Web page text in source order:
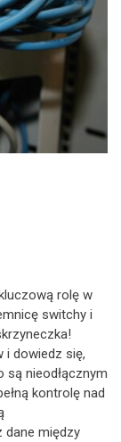
rolę w
switchy i
i dowiedz się,
są nieodłącznym
kontrolę nad
dane między